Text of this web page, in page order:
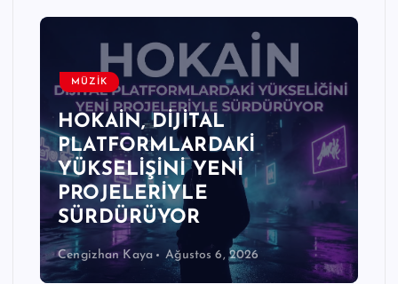
MÜZİK
HOKAİN, DİJİTAL
PLATFORMLARDAKİ
YÜKSELİŞİNİ YENİ
PROJELERİYLE
SÜRDÜRÜYOR
Cengizhan Kaya Ağustos 6, 2026